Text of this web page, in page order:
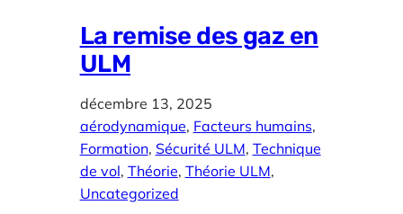
La remise des gaz en
ULM
décembre 13, 2025
aérodynamique, Facteurs humains
Formation, Sécurité ULM, Technique
de vol, Théorie, Théorie ULM
Uncategorized